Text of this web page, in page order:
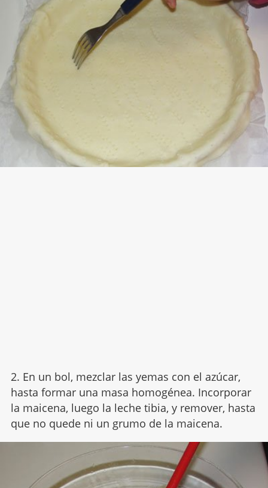
2. En un bol, mezclar las yemas con el azúcar,
hasta formar una masa homogénea. Incorporar
la maicena, luego la leche tibia, y remover, hasta
que no quede ni un grumo de la maicena.